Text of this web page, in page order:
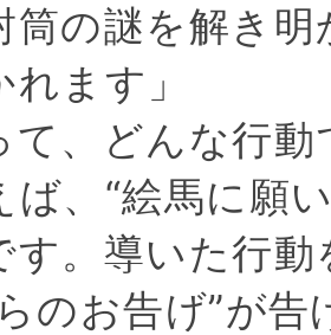
筒の謎を解き
ます」
て、どんな行
ば、“絵馬に願
す。導いた行
のお告げ”が